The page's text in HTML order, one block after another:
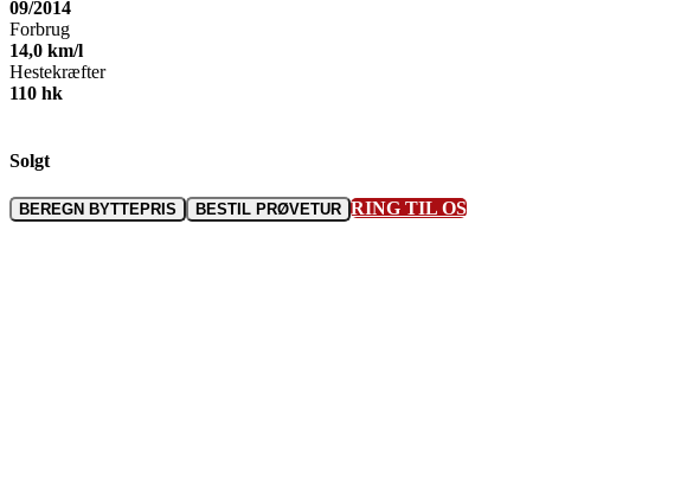
09/2014
Forbrug
14,0 km/l
Hestekræfter
110 hk
Solgt
BEREGN BYTTEPRIS BESTIL PRØVETUR RING TIL OS